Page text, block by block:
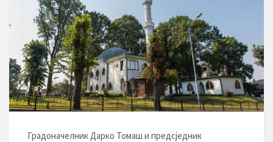
Градоначелник Дарко Томаш и предсједник